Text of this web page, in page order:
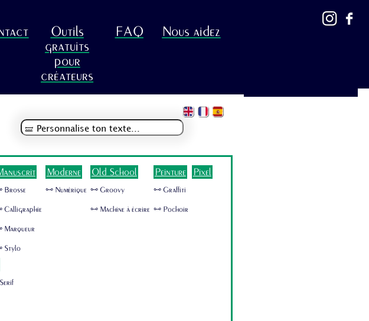
Outils
gratuits
pour
créateurs
FAQ Nous aidez
Brosse
Stylo
Moderne
🜺 Numérique
Old School
🜺 Groovy
🜺 Machine à écrire
Peinture
🜺 Graffiti
🜺 Pochoir
Pixel